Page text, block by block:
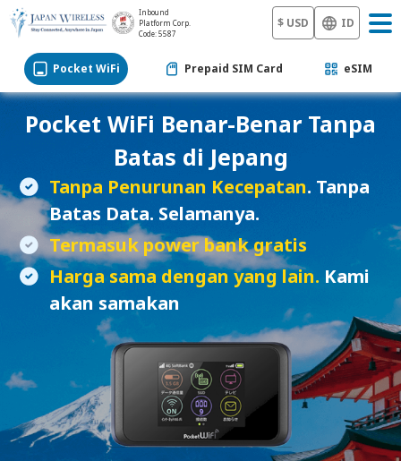
Inbound
Platform Corp.
Code: 5587
$ USD ID
Pocket WiFi Prepaid SIM Card eSIM
Pocket WiFi Benar-Benar Tanpa
Batas di Jepang
Tanpa Penurunan Kecepatan. Tanpa
Batas Data. Selamanya.
Termasuk power bank gratis
Harga sama dengan yang lain. Kami
akan samakan